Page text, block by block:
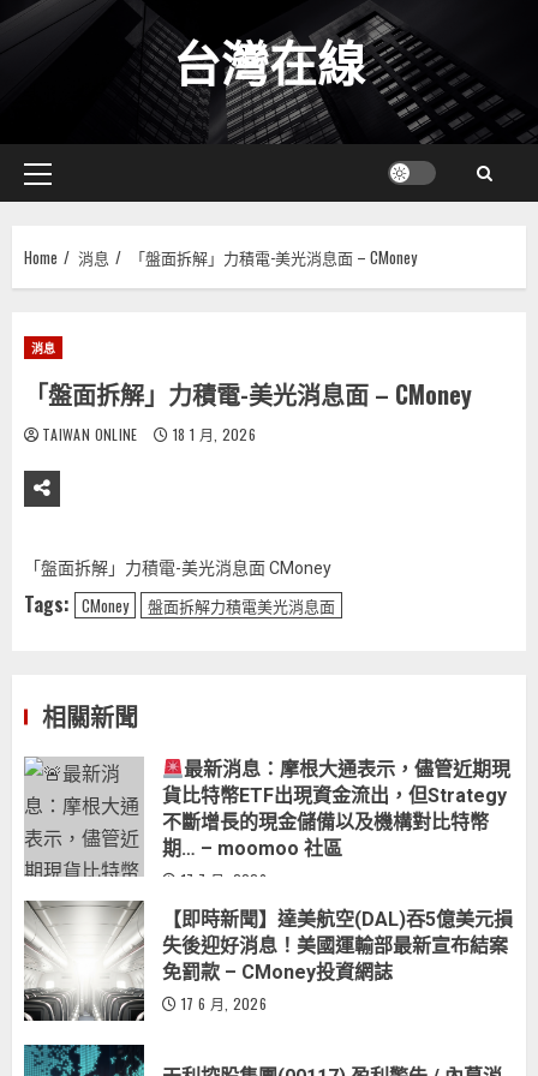
Skip
to
台灣在線
Primary
Menu
Home 消息 「盤面拆解」力積電-美光消息面 – CMoney
消息
「盤面拆解」力積電-美光消息面 – CMoney
TAIWAN ONLINE 18 1 月, 2026
「盤面拆解」力積電-美光消息面 CMoney
Tags: CMoney 盤面拆解力積電美光消息面
相關新聞
最新消息：摩根大通表示，儘管近期現
貨比特幣ETF出現資金流出，但Strategy
不斷增長的現金儲備以及機構對比特幣
期… – moomoo 社區
17 7 月, 2026
【即時新聞】達美航空(DAL)吞5億美元損
失後迎好消息！美國運輸部最新宣布結案
免罰款 – CMoney投資網誌
17 6 月, 2026